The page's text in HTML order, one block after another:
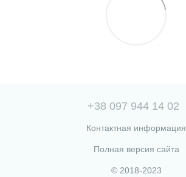
+38 097 944 14 02
Контактная информация
Полная версия сайта
© 2018-2023